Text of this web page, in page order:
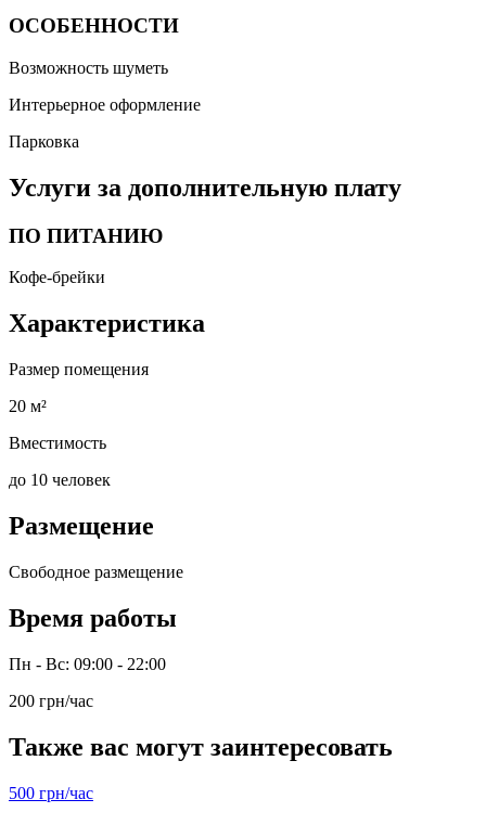
ОСОБЕННОСТИ
Возможность шуметь
Интерьерное оформление
Парковка
Услуги за дополнительную плату
ПО ПИТАНИЮ
Кофе-брейки
Характеристика
Размер помещения
20 м²
Вместимость
до 10 человек
Размещение
Свободное размещение
Время работы
Пн - Вс: 09:00 - 22:00
200 грн/час
Также вас могут заинтересовать
500 грн/час